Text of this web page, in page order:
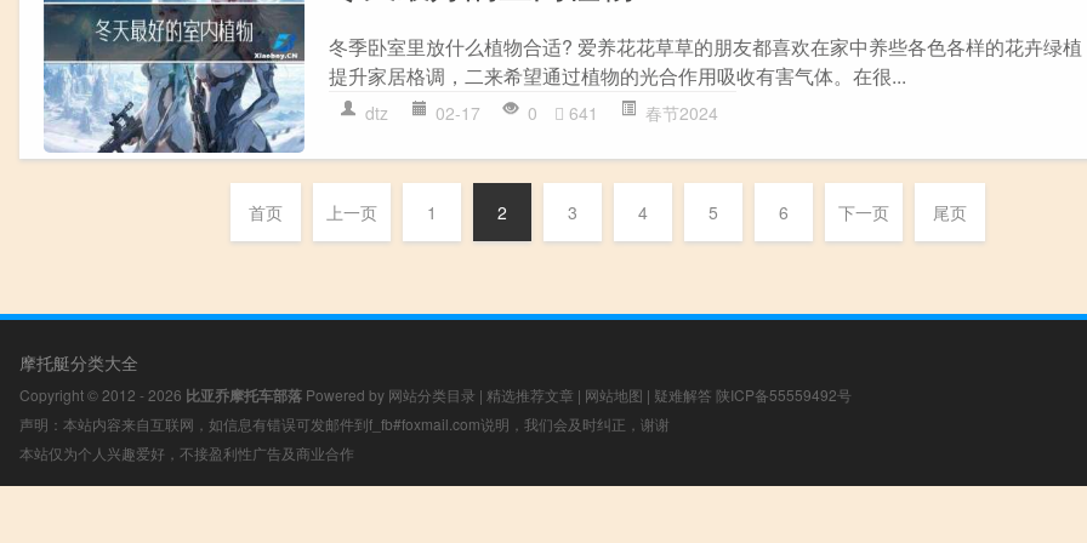
冬季卧室里放什么植物合适? 爱养花花草草的朋友都喜欢在家中养些各色各样的花卉绿
提升家居格调，二来希望通过植物的光合作用吸收有害气体。在很...
dtz 02-17 0 641 春节2024
首页 上一页 1 2 3 4 5 6 下一页 尾页
摩托艇分类大全
Copyright © 2012 - 2026 比亚乔摩托车部落 Powered by 网站分类目录 | 精选推荐文章 | 网站地图 | 疑难解答 陕ICP备55559492号
声明：本站内容来自互联网，如信息有错误可发邮件到f_fb#foxmail.com说明，我们会及时纠正，谢谢
本站仅为个人兴趣爱好，不接盈利性广告及商业合作